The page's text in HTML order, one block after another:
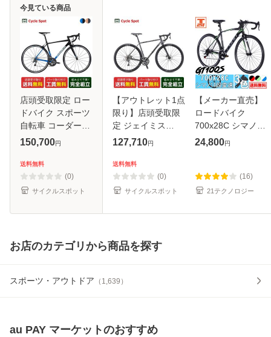
店頭受取限定 ロー
ドバイク スポーツ
自転車 コーダーブ
ルーム ファーナ
Bloom FARNA SL1
20段変速 [26
FARNA SL1-H]
150,700円
送料無料
(0)
サイクルスポット
今見ている商品
【アウトレット1点
限り】店頭受取限
定 ジェイミス
JAMIS
ネゲード S5 ロー
ドバイク スポーツ
自転車 700C 18段
127,710円
送料無料
(0)
サイクルスポット
【メーカー直売】
ロードバイク
700x28C シマノ14
段変速搭載 キャリ
GT100S
21technology
24,800円
(16)
21テクノロジー
お店のカテゴリから商品を探す
スポーツ・アウトドア （ 1,639 ）
au PAY マーケットのおすすめ